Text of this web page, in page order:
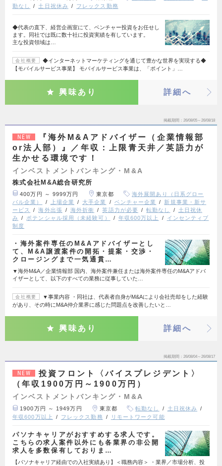
勤なし
土日祝休み フレックス勤務
◆代表の直下、経営企画室にて、ベンチャー投資をお任せし
ます。同社では既に数十社に投資実績を有しています。
主な投資領域は…
会社概要
◆インターネットマーケティングを通じて豊かな世界を実現する◆
【モバイルサービス事業】 モバイルサービス事業は、「ポイント」…
興味あり 詳細へ
掲載期間 26/08/05～26/08/18
NEW
『海外M&Aアドバイザー（企業情報部
or法人部）』／年収：上限青天井／英語力が
生かせる環境です！
インベストメントバンキング・M&A
株式会社M&A総合研究所
400万円 ～ 9999万円 東京都
海外展開あり（日系グロー
バル企業）
上場企業 大手企業 ベンチャー企業
新規事業・新サ
ービス
海外出張 海外折衝 英語力が必要 転勤なし
土日祝休
み
ポテンシャル採用（未経験可） 年収600万以上
インセンティブ
制度
・海外案件専任のM&Aアドバイザーとし
て、M&A譲渡案件の開拓・提案・交渉・
クロージングまで一気通貫…
▼海外M&A／企業情報部 国内、海外案件兼任または海外案件専任のM&Aアドバ
イザーとして、以下のすべての業務に従事していた…
会社概要
▼事業内容 ・同社は、代表者自身がM&Aにより会社売却をした経験
があり、その時にM&A仲介業界に感じた問題点を改善したいと…
興味あり 詳細へ
掲載期間 26/08/04～26/08/17
NEW
投資フロント〈バイスプレジデント〉
（年収1900万円～1900万円）
インベストメントバンキング・M&A
1900万円 ～ 1949万円 東京都 転勤なし
土日祝休み
年収600万以上
フレックス勤務 リモートワーク可能
パソナキャリアがおすすめする求人です。
こちらの求人案件以外にも各業界の非公開
求人を多数保有しておりま…
【パソナキャリア経由での入社実績あり】＜職務内容＞ ・業界／市場分析、投